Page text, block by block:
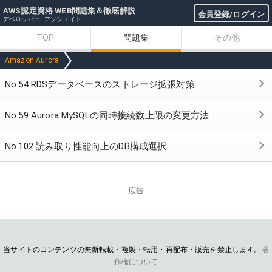
AWS認定資格 WEB問題集＆徹底解説 会員登録/ログイン
デベロッパー–アソシエイト
TOP 問題集 その他
Amazon Aurora
No.54 RDSデータベースのストレージ拡張対策
No.59 Aurora MySQLの同時接続数上限の変更方法
No.102 読み取り性能向上のDB構成選択
広告
当サイトのコンテンツの無断転載・複製・転用・再配布・販売を禁止します。 著
作権について